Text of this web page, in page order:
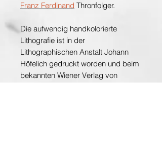
Franz Ferdinand Thronfolger.
Die aufwendig handkolorierte
Lithografie ist in der
Lithographischen Anstalt Johann
Höfelich gedruckt worden und beim
bekannten Wiener Verlag von